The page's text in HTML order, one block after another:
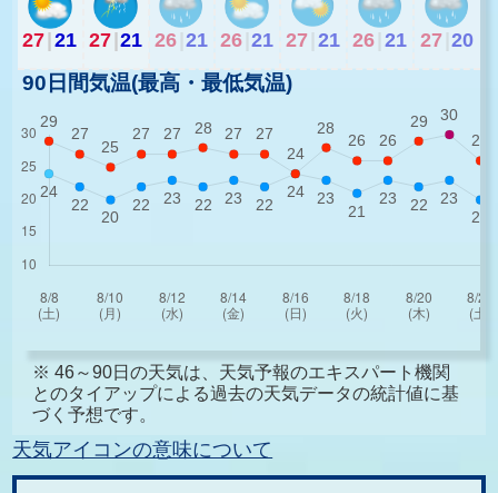
27|21 27|21 26 21 26 21 27 21 26 21 27 20
90日間気温(最高・最低気温)
※ 46～90日の天気は、天気予報のエキスパート機関
とのタイアップによる過去の天気データの統計値に基
づく予想です。
天気アイコンの意味について